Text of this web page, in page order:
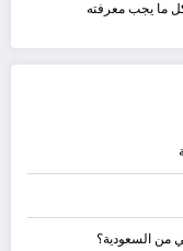
ما يجب معرفته
من السعودية؟